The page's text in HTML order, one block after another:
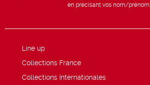
en précisant vos nom/prénom.
Line up
Collections France
Collections Internationales